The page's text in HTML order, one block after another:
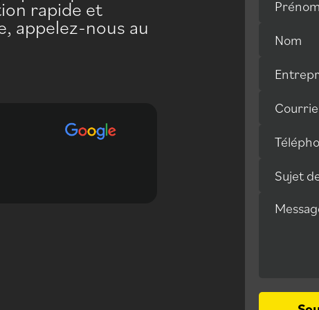
rapide et
appelez-nous au
Équipe dynamique,
recommande fortement.
Prénom
Nom
Sujet